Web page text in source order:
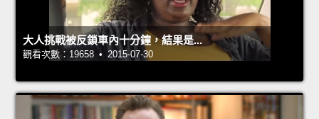
大人挑戰被反鎖車內十分鐘，結果是...
觀看次數：19658 • 2015-07-30